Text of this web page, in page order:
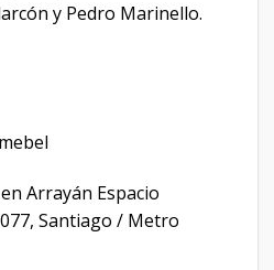
y Pedro Marinello.
Arrayán Espacio
Santiago / Metro